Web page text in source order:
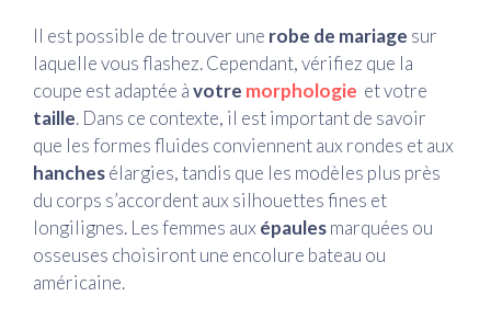
Il est possible de trouver une robe de mariage sur
laquelle vous flashez. Cependant, vérifiez que la
coupe est adaptée àvotre morphologie et votre
taille. Dans ce contexte, il est important de savoir
que les formes fluides conviennent aux rondes et aux
hanchesélargies, tandis que les modèles plus près
du corps s’accordent aux silhouettes fines et
longilignes. Les femmes aux épaulesmarquées ou
osseuses choisiront une encolure bateau ou
américaine.